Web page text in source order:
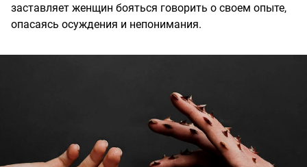
заставляет женщин бояться говорить о своем опыте,
опасаясь осуждения и непонимания.